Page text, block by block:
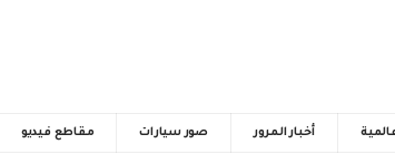
أخبار المرور صور سيارات مقاطع فيديو